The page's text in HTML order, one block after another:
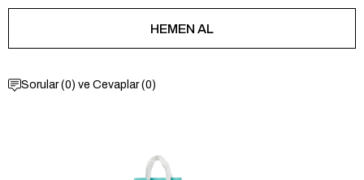
Sorular (0) ve Cevaplar (0)